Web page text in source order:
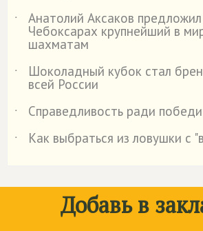
˙
Анатолий Аксаков
Чебоксарах крупнейший в
шахматам
˙
Шоколадный кубок стал
всей России
˙
Справедливость ради
˙
Как выбраться из ловушки с
Добавь в